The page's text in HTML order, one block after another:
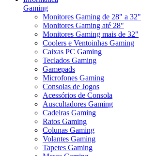
Gaming
Monitores Gaming de 28" a 32"
Monitores Gaming até 28"
Monitores Gaming mais de 32"
Coolers e Ventoinhas Gaming
Caixas PC Gaming
Teclados Gaming
Gamepads
Microfones Gaming
Consolas de Jogos
Acessórios de Consola
Auscultadores Gaming
Cadeiras Gaming
Ratos Gaming
Colunas Gaming
Volantes Gaming
Tapetes Gaming